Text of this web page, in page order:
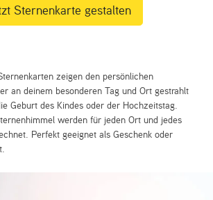
zeigen den persönlichen
an deinem besonderen Tag und Ort gestrahlt
Geburt des Kindes oder der Hochzeitstag.
werden für jeden Ort und jedes
Perfekt geeignet als Geschenk oder